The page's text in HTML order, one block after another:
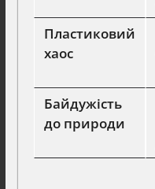
Пластиковий
хаос
Байдужість
до природи